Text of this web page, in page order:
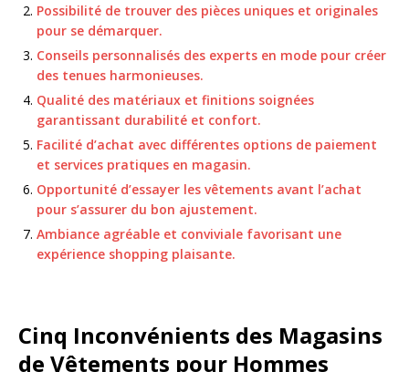
Possibilité de trouver des pièces uniques et originales
pour se démarquer.
Conseils personnalisés des experts en mode pour créer
des tenues harmonieuses.
Qualité des matériaux et finitions soignées
garantissant durabilité et confort.
Facilité d’achat avec différentes options de paiement
et services pratiques en magasin.
Opportunité d’essayer les vêtements avant l’achat
pour s’assurer du bon ajustement.
Ambiance agréable et conviviale favorisant une
expérience shopping plaisante.
Cinq Inconvénients des Magasins
de Vêtements pour Hommes